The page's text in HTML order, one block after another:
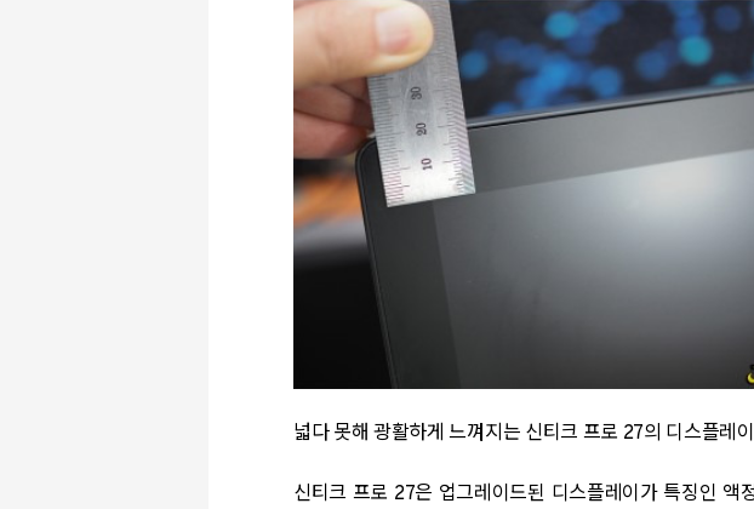
넓다 못해 광활하게 느껴지는 신티크 프로 27의 디스플레
신티크 프로 27은 업그레이드된 디스플레이가 특징인 액